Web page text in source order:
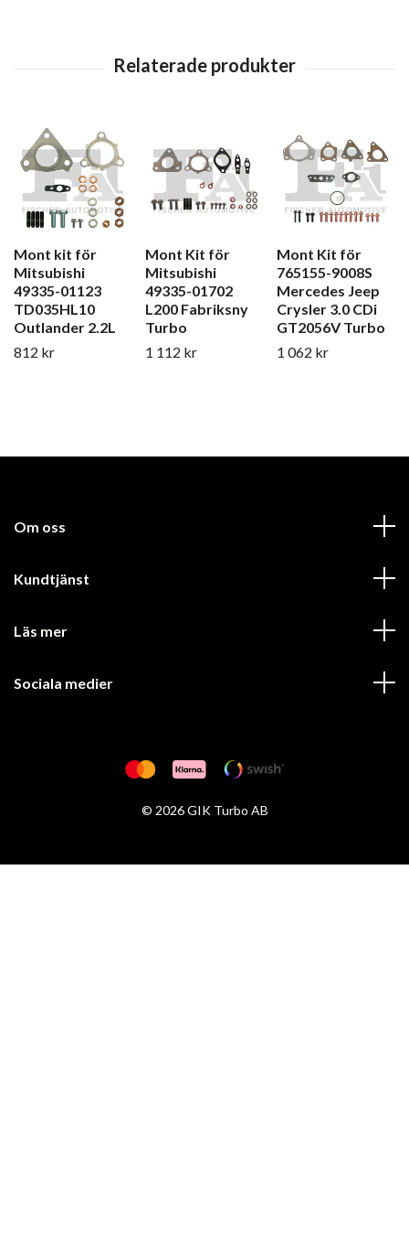
Mont kit för
Mitsubishi
49335-01123
TD035HL10
Outlander 2.2L
812 kr
Mont Kit för
Mitsubishi
49335-01702
L200 Fabriksny
Turbo
1 112 kr
Mont Kit för
765155-9008S
Mercedes Jeep
Crysler 3.0 CDi
GT2056V Turbo
1 062 kr
Om oss
Kundtjänst
Läs mer
Sociala medier
© 2026 GIK Turbo AB